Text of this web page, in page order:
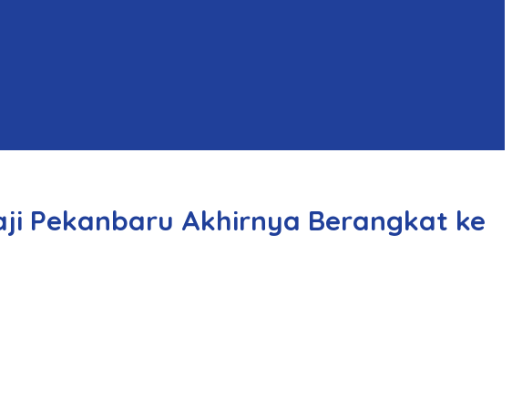
Pekanbaru Akhirnya Berangkat ke